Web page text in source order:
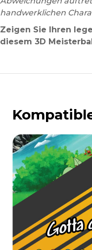
handwerklichen
Zeigen Sie Ihren
diesem 3D